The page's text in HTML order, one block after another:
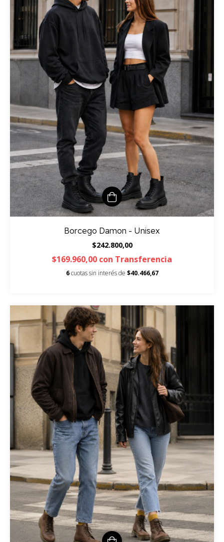
Borcego Damon - Unisex
$242.800,00
$169.960,00 con Transferencia
6 cuotas sin interés de $40.466,67